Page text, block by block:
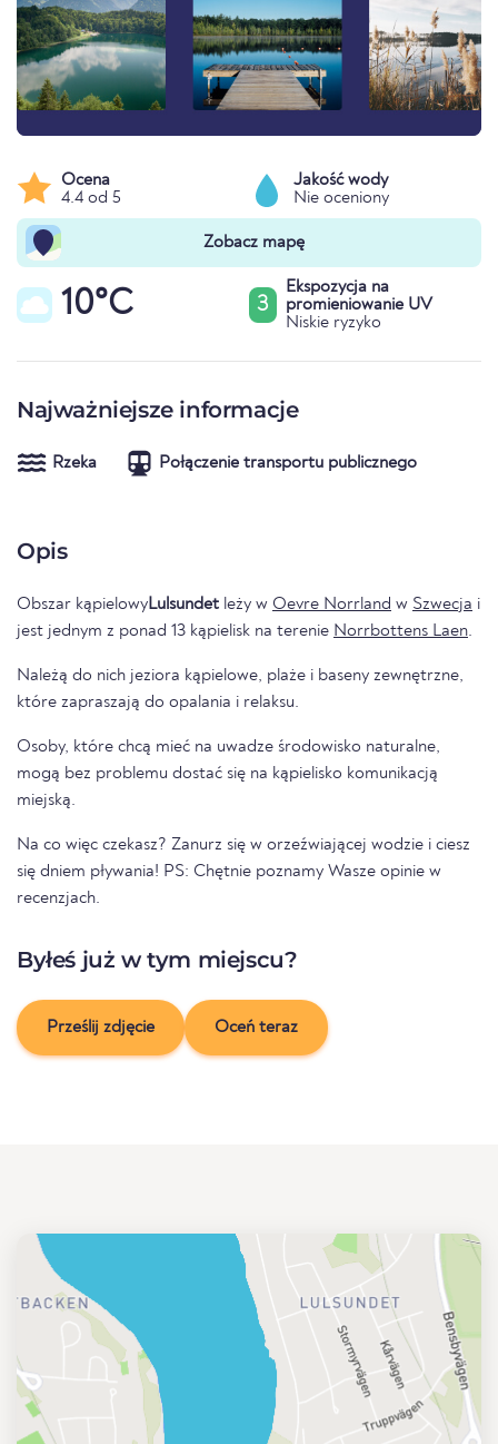
Ocena
4.4 od 5
Jakość wody
Nie oceniony
Zobacz mapę
10°C 3
Ekspozycja na
promieniowanie UV
Niskie ryzyko
Najważniejsze informacje
Rzeka Połączenie transportu publicznego
Opis
Obszar kąpielowyLulsundet leży w Oevre Norrland w Szwecja i
jest jednym z ponad 13 kąpielisk na terenie Norrbottens Laen.
Należą do nich jeziora kąpielowe, plaże i baseny zewnętrzne,
które zapraszają do opalania i relaksu.
Osoby, które chcą mieć na uwadze środowisko naturalne,
mogą bez problemu dostać się na kąpielisko komunikacją
miejską.
Na co więc czekasz? Zanurz się w orzeźwiającej wodzie i ciesz
się dniem pływania! PS: Chętnie poznamy Wasze opinie w
recenzjach.
Byłeś już w tym miejscu?
Prześlij zdjęcie Oceń teraz